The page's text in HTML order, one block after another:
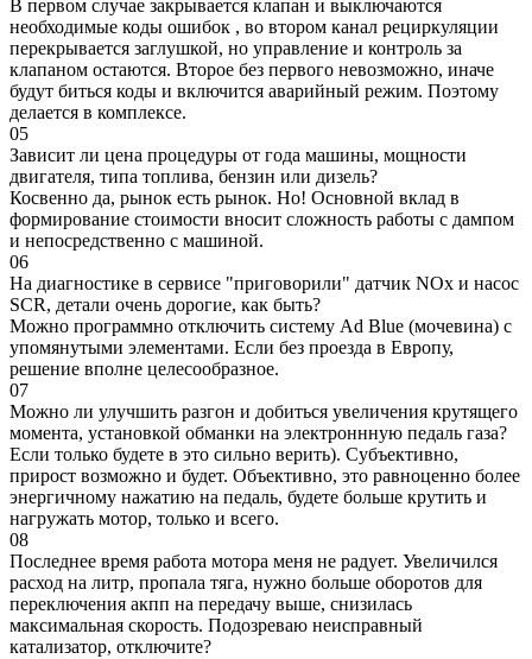
В первом случае закрывается клапан и выключаются
необходимые коды ошибок , во втором канал рециркуляции
перекрывается заглушкой, но управление и контроль за
клапаном остаются. Второе без первого невозможно, иначе
будут биться коды и включится аварийный режим. Поэтому
делается в комплексе.
05
Зависит ли цена процедуры от года машины, мощности
двигателя, типа топлива, бензин или дизель?
Косвенно да, рынок есть рынок. Но! Основной вклад в
формирование стоимости вносит сложность работы с дампом
и непосредственно с машиной.
06
На диагностике в сервисе "приговорили" датчик NOx и насос
SCR, детали очень дорогие, как быть?
Можно программно отключить систему Ad Blue (мочевина) с
упомянутыми элементами. Если без проезда в Европу,
решение вполне целесообразное.
07
Можно ли улучшить разгон и добиться увеличения крутящего
момента, установкой обманки на электроннную педаль газа?
Если только будете в это сильно верить). Субъективно,
прирост возможно и будет. Объективно, это равноценно более
энергичному нажатию на педаль, будете больше крутить и
нагружать мотор, только и всего.
08
Последнее время работа мотора меня не радует. Увеличился
расход на литр, пропала тяга, нужно больше оборотов для
переключения акпп на передачу выше, снизилась
максимальная скорость. Подозреваю неисправный
катализатор, отключите?